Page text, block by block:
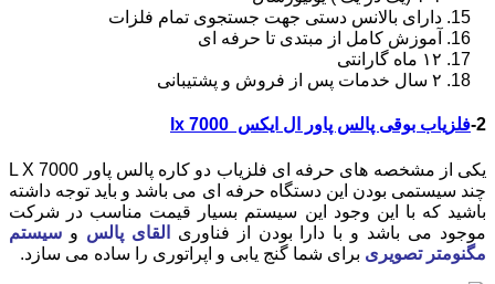
دارای بالانس دستی جهت جستجوی تمام فلزات
آموزش کامل از مبتدی تا حرفه ای
۱۲ ماه گارانتی
۲ سال خدمات پس از فروش و پشتیبانی
2- فلزیاب بوقی پالس پاور ال ایکس lx 7000
یکی از مشخصه های حرفه ای فلزیاب دو کاره پالس پاور L X 7000
چند سیستمی بودن این دستگاه حرفه ای می باشد و باید توجه داشته
باشید که با این وجود این سیستم بسیار قیمت مناسب در شرکت
موجود می باشد و با دارا بودن از فناوری
القای پالس و سیستم
مگنومتر تصویری برای شما گنج یابی و اپراتوری را ساده می سازد.